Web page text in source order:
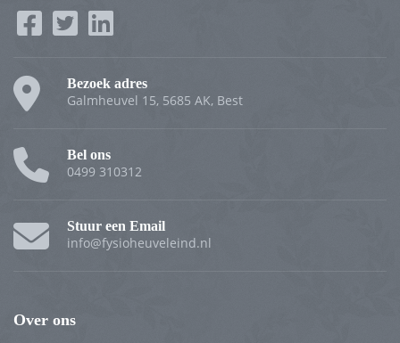
Bezoek adres
Galmheuvel 15, 5685 AK, Best
Bel ons
0499 310312
Stuur een Email
info@fysioheuveleind.nl
Over ons